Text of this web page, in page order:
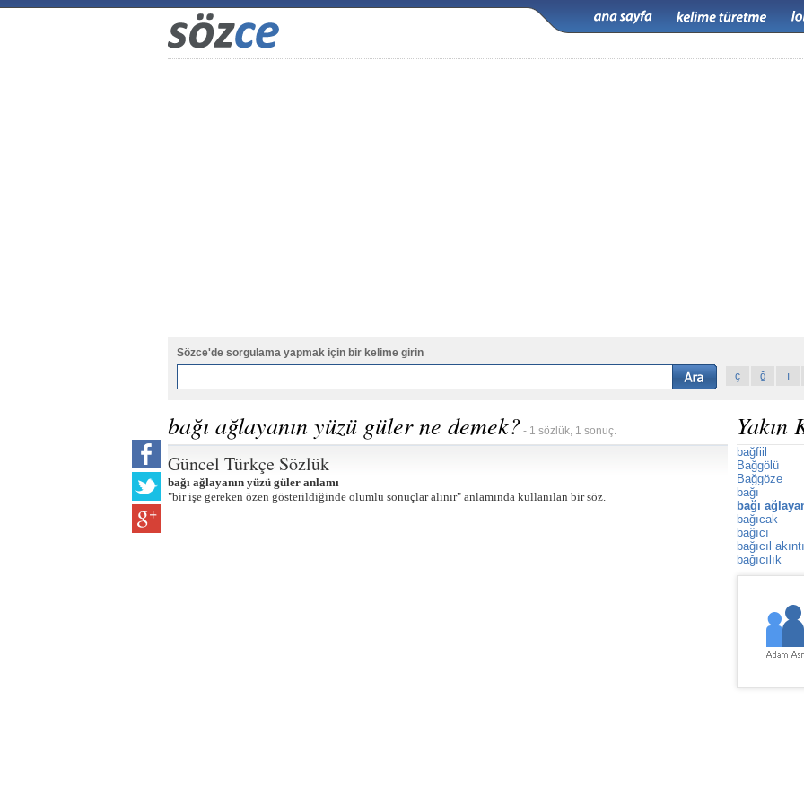
Sözce'de sorgulama yapmak için bir kelime girin
ç
ğ ı
bağı ağlayanın yüzü güler ne demek? - 1 sözlük, 1 sonuç.
Güncel Türkçe Sözlük
bağı ağlayanın yüzü güler anlamı
"bir işe gereken özen gösterildiğinde olumlu sonuçlar alınır" anlamında kullanılan bir söz.
Yakın
bağfiil
Bağgölü
Bağgöze
bağı
bağı
bağıcak
bağıcı
bağıcıl akıntı
bağıcılık